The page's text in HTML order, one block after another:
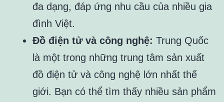
đa dạng, đáp ứng nhu cầu của nhiều gia
đình Việt.
Đồ điện tử và công nghệ: Trung Quốc
là một trong những trung tâm sản xuất
đồ điện tử và công nghệ lớn nhất thế
giới. Bạn có thể tìm thấy nhiều sản phẩm